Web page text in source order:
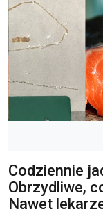
Codziennie
Obrzydliwe,
Nawet